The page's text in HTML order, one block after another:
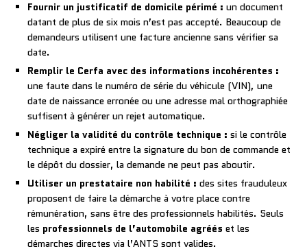
Fournir un justificatif de domicile périmé : un document
datant de plus de six mois n’est pas accepté. Beaucoup de
demandeurs utilisent une facture ancienne sans vérifier sa
date.
Remplir le Cerfa avec des informations incohérentes :
une faute dans le numéro de série du véhicule (VIN), une
date de naissance erronée ou une adresse mal orthographiée
suffisent à générer un rejet automatique.
Négliger la validité du contrôle technique : si le contrôle
technique a expiré entre la signature du bon de commande et
le dépôt du dossier, la demande ne peut pas aboutir.
Utiliser un prestataire non habilité : des sites frauduleux
proposent de faire la démarche à votre place contre
rémunération, sans être des professionnels habilités. Seuls
les professionnels de l’automobile agréés et les
démarches directes via l’ANTS sont valides.